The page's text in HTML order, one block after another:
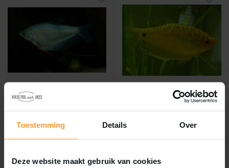
Toestemming Details Over
Deze website maakt gebruik van cookies
Trigogaster micorlepsis
Vergelijk
Trigogaster Micorlepsis...
Op voorraad
Trichogaster trichopterus
Op voorraad